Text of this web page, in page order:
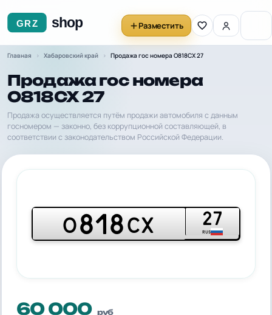
Разместить
Главная Хабаровский край Продажа гос номера О818СХ 27
Продажа гос номера
О818СХ 27
Продажа осуществляется путём продажи автомобиля с данным
госномером — законно, без коррупционной составляющей, в
соответствии с законодательством Российской Федерации.
О818СХ 27
RUS
60 000 руб